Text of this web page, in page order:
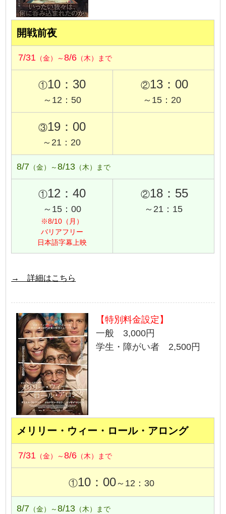
開戦前夜
7/31 （金）～8/6 （木）まで
①10：30
～12：50
②13：00
～15：20
③19：00
～21：20
8/7 （金）～8/13 （木）まで
①12：40
～15：00
※8/10（月）
バリアフリー
日本語字幕上映
②18：55
～21：15
→ 詳細はこちら
【特別料金設定】
一般 3,000円
学生・障がい者 2,500円
メリリー・ウィー・ロール・アロング
7/31 （金）～8/6 （木）まで
①10：00～12：30
8/7 （金）～8/13 （木）まで